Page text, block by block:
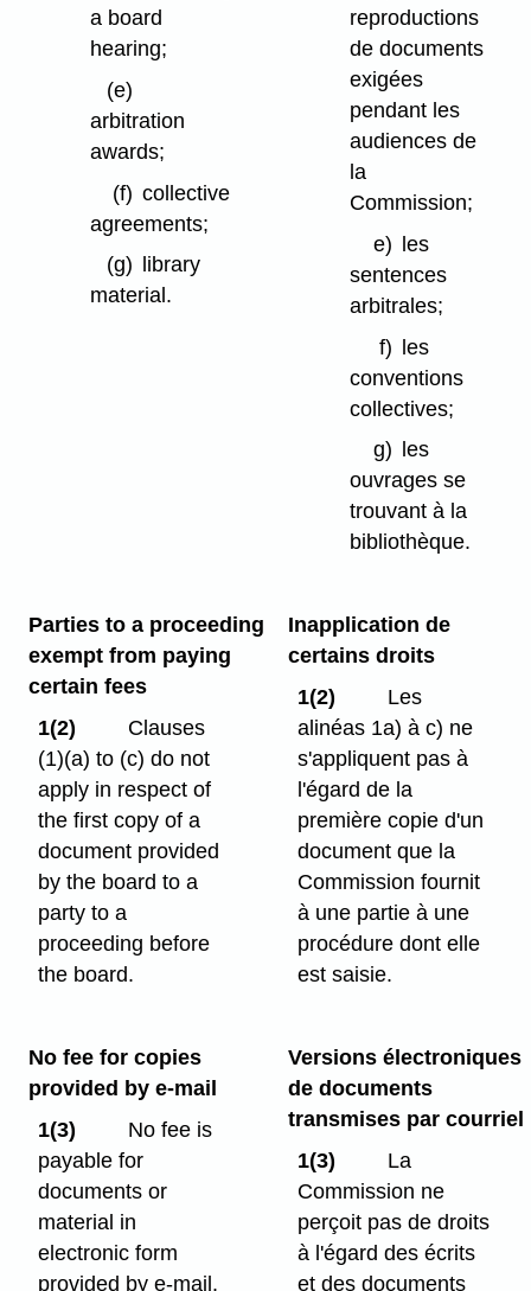
a board
hearing;
(e)
arbitration
awards;
(f) collective
agreements;
(g)
library
material.
reproductions
de documents
exigées
pendant les
audiences de
la
Commission;
e) les
sentences
arbitrales;
f) les
conventions
collectives;
g)
les
ouvrages se
trouvant à la
bibliothèque.
Parties to a proceeding
exempt from paying
certain fees
1(2)
Clauses
(1)⁠(a) to (c) do not
apply in respect of
the first copy of a
document provided
by the board to a
party to a
proceeding before
the board.
Inapplication de
certains droits
1(2)
Les
alinéas 1a) à c) ne
s'appliquent pas à
l'égard de la
première copie d'un
document que la
Commission fournit
à une partie à une
procédure dont elle
est saisie.
No fee for copies
provided by e-mail
1(3)
No fee is
payable for
documents or
material in
electronic form
provided by e-mail.
Versions électroniques
de documents
transmises par courriel
1(3)
La
Commission ne
perçoit pas de droits
à l'égard des écrits
et des documents